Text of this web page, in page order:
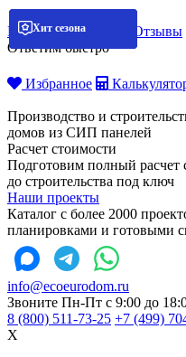
Мобильная бригада Отзывы
Ответим быстро
Избранное
Производство и
домов из СИП панелей
Расчет стоимости
Подготовим полный расчет
до строительства под ключ
Наши проекты
Каталог с более 2000
планировками и готовыми
info@ecoeurodom.ru
Звоните Пн-Пт с 9:00 до
8 (800) 511-73-25 +7 (499)
X
Хит сезона
Хит сезона
Хит сезона
Хит сезона